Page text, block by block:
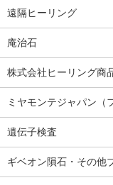
遠隔ヒーリング
庵治石
株式会社ヒーリング商
ミヤモンテジャパン（
遺伝子検査
ギベオン隕石・その他